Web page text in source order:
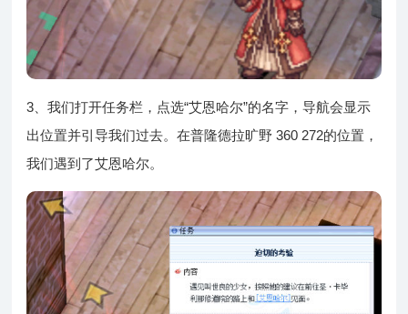
3、我们打开任务栏，点选“艾恩哈尔”的名字，导航会显示
出位置并引导我们过去。在普隆德拉旷野 360 272的位置，
我们遇到了艾恩哈尔。